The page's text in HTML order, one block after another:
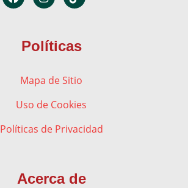
Políticas
Mapa de Sitio
Uso de Cookies
Políticas de Privacidad
Acerca de